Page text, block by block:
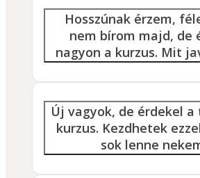
Hosszúnak érzem,
nem bírom majd, de
nagyon a kurzus. Mit
Új vagyok, de érdekel
kurzus. Kezdhetek
sok lenne